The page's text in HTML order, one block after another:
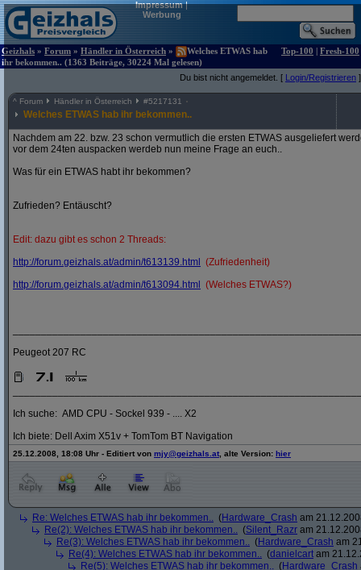
Impressum|
Werbung
Geizhals » Forum » Händler in Österreich »
Welches ETWAS hab
ihr bekommen.. (1363 Beiträge, 30224 Mal gelesen)
Top-100 | Fresh-100
Du bist nicht angemeldet. [ Login/Registrieren ]
^ Forum Händler in Österreich #5217131
Welches ETWAS hab ihr bekommen..
Nachdem am 22. bzw. 23 schon vermutlich die ersten ETWAS ausgeliefert
vor dem 24ten auspacken werdeb nun meine Frage an euch..
Was für ein ETWAS habt ihr bekommen?
Zufrieden? Entäuscht?
Edit: dazu gibt es schon 2 Threads:
http://forum.geizhals.at/admin/t613139.html
(Zufriedenheit)
http://forum.geizhals.at/admin/t613094.html (Welches ETWAS?)
Peugeot 207 RC
Ich suche: AMD CPU - Sockel 939 - .... X2
Ich biete: Dell Axim X51v + TomTom BT Navigation
25.12.2008, 18:08 Uhr - Editiert von mjy@geizhals.at , alte Version: hier
Re: Welches ETWAS hab ihr bekommen.. (Hardware_Crash am
Re(2): Welches ETWAS hab ihr bekommen.. (Silent_Razr am
Re(3): Welches ETWAS hab ihr bekommen.. (Hardware_Crash am
Re(4): Welches ETWAS hab ihr bekommen.. (danielcart am
Re(5): Welches ETWAS hab ihr bekommen.. (Hardware_Crash